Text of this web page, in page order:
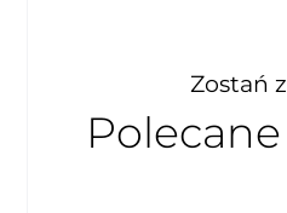
Zostań